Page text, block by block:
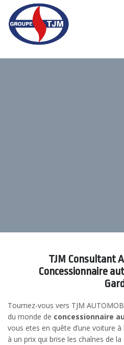
TJM Consultant
Concessionnaire
Gard
Tournez-vous vers TJM
du monde de concessionnaire
vous etes en quête d’une voiture
à un prix qui brise les chaînes de la